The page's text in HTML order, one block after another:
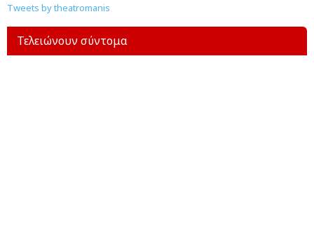
Tweets by theatromanis
Τελειώνουν σύντομα